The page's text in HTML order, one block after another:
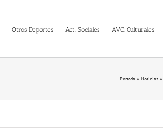
Otros Deportes Act. Sociales AVC. Culturales
Portada » Noticias »